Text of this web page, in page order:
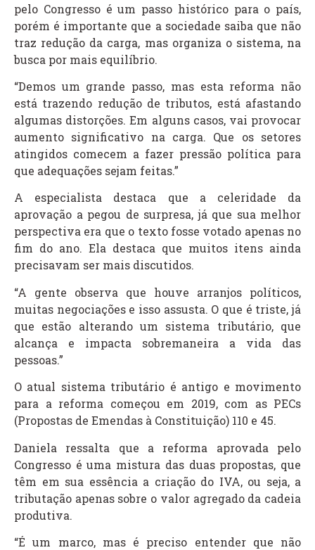
pelo Congresso é um passo histórico para o país,
porém é importante que a sociedade saiba que não
traz redução da carga, mas organiza o sistema, na
busca por mais equilíbrio.
“Demos um grande passo, mas esta reforma não
está trazendo redução de tributos, está afastando
algumas distorções. Em alguns casos, vai provocar
aumento significativo na carga. Que os setores
atingidos comecem a fazer pressão política para
que adequações sejam feitas.”
A especialista destaca que a celeridade da
aprovação a pegou de surpresa, já que sua melhor
perspectiva era que o texto fosse votado apenas no
fim do ano. Ela destaca que muitos itens ainda
precisavam ser mais discutidos.
“A gente observa que houve arranjos políticos,
muitas negociações e isso assusta. O que é triste, já
que estão alterando um sistema tributário, que
alcança e impacta sobremaneira a vida das
pessoas.”
O atual sistema tributário é antigo e movimento
para a reforma começou em 2019, com as PECs
(Propostas de Emendas à Constituição) 110 e 45.
Daniela ressalta que a reforma aprovada pelo
Congresso é uma mistura das duas propostas, que
têm em sua essência a criação do IVA, ou seja, a
tributação apenas sobre o valor agregado da cadeia
produtiva.
“É um marco, mas é preciso entender que não